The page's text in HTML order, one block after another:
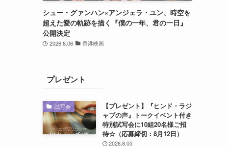
シュー・グァンハン×アンジェラ・ユン、時空を
超えた愛の軌跡を描く『僕の一年、君の一日』
公開決定
2026.8.06 香港映画
プレゼント
試写会
【プレゼント】『ヒンド・ラジ
ャブの声』トークイベント付き
特別試写会に10組20名様ご招
待☆（応募締切：8月12日）
2026.8.05